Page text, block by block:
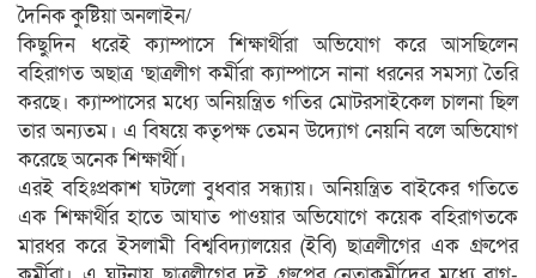
দৈনিক কুষ্টিয়া অনলাইন/
কিছুদিন ধরেই ক্যাম্পাসে শিক্ষার্থীরা অভিযোগ করে আসছিলেন
বহিরাগত অছাত্র ‘ছাত্রলীগ কর্মীরা ক্যাম্পাসে নানা ধরনের সমস্যা তৈরি
করছে। ক্যাম্পাসের মধ্যে অনিয়ন্ত্রিত গতির মোটরসাইকেল চালনা ছিল
তার অন্যতম। এ বিষয়ে কতৃপক্ষ তেমন উদ্যোগ নেয়নি বলে অভিযোগ
করেছে অনেক শিক্ষার্থী।
এরই বহিঃপ্রকাশ ঘটলো বুধবার সন্ধ্যায়। অনিয়ন্ত্রিত বাইকের গতিতে
এক শিক্ষার্থীর হাতে আঘাত পাওয়ার অভিযোগে কয়েক বহিরাগতকে
মারধর করে ইসলামী বিশ্ববিদ্যালয়ের (ইবি) ছাত্রলীগের এক গ্রুপের